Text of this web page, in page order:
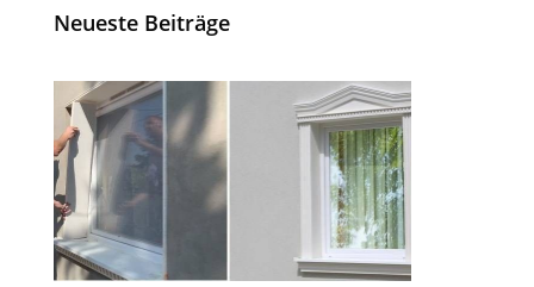
Neueste Beiträge